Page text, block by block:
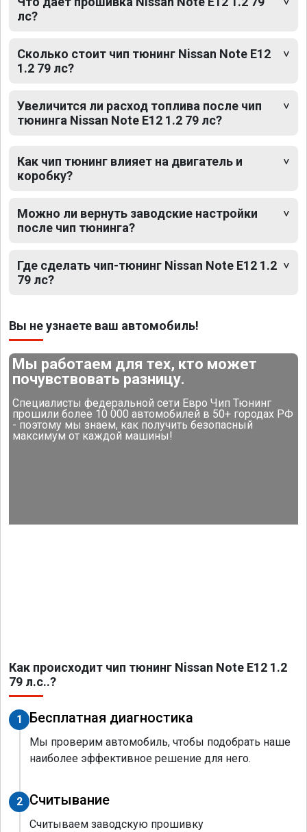
лс?
Сколько стоит чип тюнинг Nissan Note E12
1.2 79 лс?
Увеличится ли расход топлива после чип
тюнинга Nissan Note E12 1.2 79 лс?
Как чип тюнинг влияет на двигатель и
коробку?
Можно ли вернуть заводские настройки
после чип тюнинга?
Где сделать чип-тюнинг Nissan Note E12 1.2
79 лс?
Вы не узнаете ваш автомобиль!
Мы работаем для тех, кто может
почувствовать разницу.
Специалисты федеральной сети Евро Чип Тюнинг
прошили более 10 000 автомобилей в 50+ городах РФ
- поэтому мы знаем, как получить безопасный
максимум от каждой машины!
Как происходит чип тюнинг Nissan Note E12 1.2
79 л.с..?
1 Бесплатная диагностика
Мы проверим автомобиль, чтобы подобрать наше
наиболее эффективное решение для него.
2 Считывание
Считываем заводскую прошивку